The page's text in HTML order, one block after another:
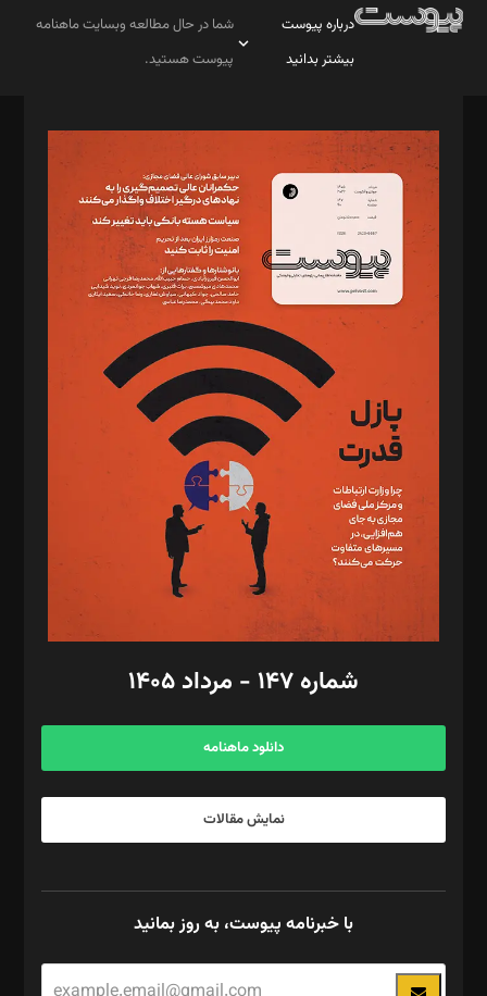
درباره پیوست
بیشتر بدانید
شما در حال مطالعه وبسایت ماهنامه
پیوست هستید.
مدیر مسئول: محمدباقر اثنی‌عشری
سردبیر: مهرک محمودی
دبیر تحریریه: میثم قاسمی
د‌بیر ناداستان: سمانه سمیع
د‌بیر خدمت و تجارت: ابوالفضل رجبی
د‌بیر حقوق فناوری: حسام‌الدین ایپکچی
د‌بیر پیوست جهان: مینا پاکدل
د‌بیر تحریریه آنلاین: بابک نقاش
تحریریه‌: مجتبی محمود‌ی، آرش برهمند، یسنا امان‌پور، سروش کرمیان،
مصطفی مسجدی آرانی، ابوالفضل رجبی، زهرا فکرانه، فائزه فتحی
رستمی،مصطفی باستان
ویرایش: نگار استاد‌‌آقا
طراح یونیفرم: مجید توکلی
فیلمبرداری و عکاسی: امیر شفیعی، مانی لطفی زاده
گرافیک و صفحه‌آرایی: سید‌سبحان‌علی ثابت
مد‌یر توسعه تجاری: کامبیز برید‌
امور مالی: شاپور رهبری، محمد‌ کاظمی‌نیا
آگهی و مشترکین: ۰۹۱۹۹۹۹۰۴۵۴
شماره ۱۴۷ - مرداد ۱۴۰۵
دانلود ماهنامه
نمایش مقالات
با خبرنامه پیوست، به روز بمانید